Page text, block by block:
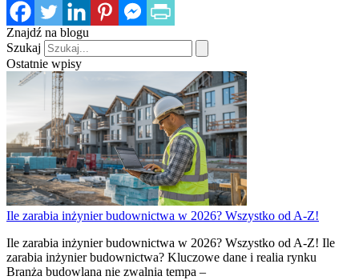
Znajdź na blogu
Szukaj
Ostatnie wpisy
Ile zarabia inżynier budownictwa w 2026? Wszystko od A-Z!
Ile zarabia inżynier budownictwa w 2026? Wszystko od A-Z! Ile
zarabia inżynier budownictwa? Kluczowe dane i realia rynku
Branża budowlana nie zwalnia tempa –